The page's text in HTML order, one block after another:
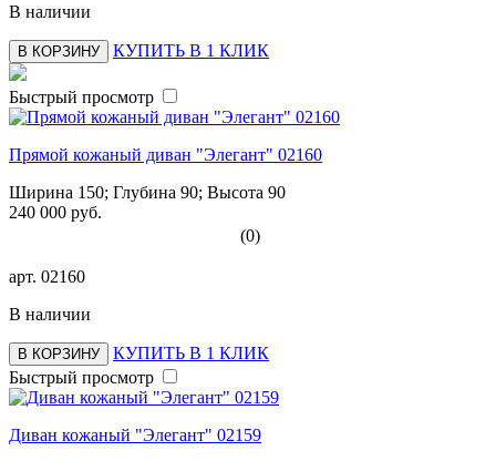
В наличии
В КОРЗИНУ КУПИТЬ В 1 КЛИК
Быстрый просмотр
Прямой кожаный диван "Элегант" 02160
Ширина 150; Глубина 90; Высота 90
240 000 руб.
(0)
арт. 02160
В наличии
В КОРЗИНУ
КУПИТЬ В 1 КЛИК
Быстрый просмотр
Диван кожаный "Элегант" 02159